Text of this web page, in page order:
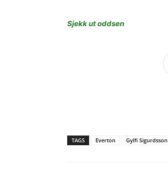
Sjekk ut oddsen
TAGS Everton Gylfi Sigurdsson